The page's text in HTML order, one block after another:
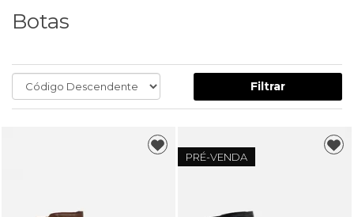
Botas
Filtrar
PRÉ-VENDA